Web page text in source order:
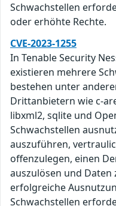
Schwachstellen
oder erhöhte Rechte.
CVE-2023-1255
In Tenable Security
existieren mehrere
bestehen unter
Drittanbietern wie c-
libxml2, sqlite und
Schwachstellen
auszuführen,
offenzulegen, einen
auszulösen und
erfolgreiche
Schwachstellen